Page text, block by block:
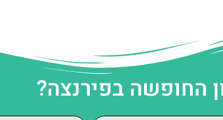
החופשה בפירנצה?